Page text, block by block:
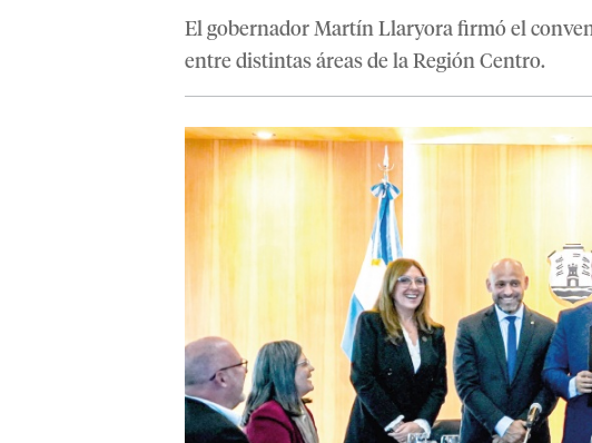
El gobernador Martín Llaryora firmó el
entre distintas áreas de la Región Centro.